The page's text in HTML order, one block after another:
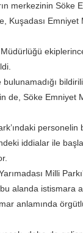
merkezinin Söke
Kuşadası Emniyet
de, Söke Emniyet
iddialar ile
Milli
alanda istismara
anlamında